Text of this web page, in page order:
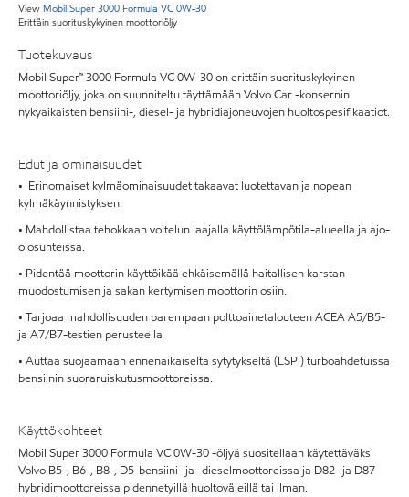
View Mobil Super 3000 Formula VC 0W-30
Erittäin suorituskykyinen moottoriöljy
Tuotekuvaus
Mobil Super™ 3000 Formula VC 0W-30 on erittäin suorituskykyinen
moottoriöljy, joka on suunniteltu täyttämään Volvo Car -konsernin
nykyaikaisten bensiini-, diesel- ja hybridiajoneuvojen huoltospesifikaatiot.
Edut ja ominaisuudet
• Erinomaiset kylmäominaisuudet takaavat luotettavan ja nopean
kylmäkäynnistyksen.
• Mahdollistaa tehokkaan voitelun laajalla käyttölämpötila-alueella ja ajo-
olosuhteissa.
• Pidentää moottorin käyttöikää ehkäisemällä haitallisen karstan
muodostumisen ja sakan kertymisen moottorin osiin.
• Tarjoaa mahdollisuuden parempaan polttoainetalouteen ACEA A5/B5-
ja A7/B7-testien perusteella
• Auttaa suojaamaan ennenaikaiselta sytytykseltä (LSPI) turboahdetuissa
bensiinin suoraruiskutusmoottoreissa.
Käyttökohteet
Mobil Super 3000 Formula VC 0W-30 -öljyä suositellaan käytettäväksi
Volvo B5-, B6-, B8-, D5-bensiini- ja -dieselmoottoreissa ja D82- ja D87-
hybridimoottoreissa pidennetyillä huoltoväleillä tai ilman.